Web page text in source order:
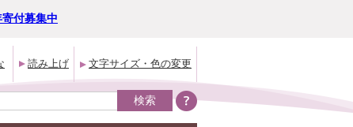
付募集中
読み上げ 文字サイズ・色の変更